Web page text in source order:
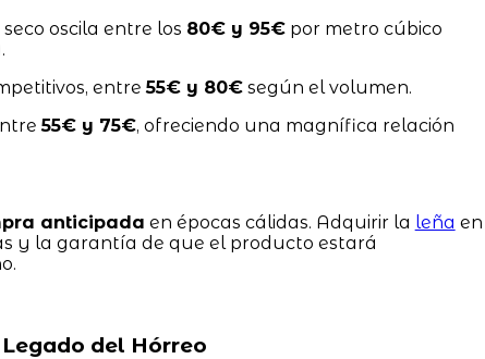
oscila entre los 80€ y 95€por metro cúbico
entre55€ y 80€según el volumen.
55€ y 75€, ofreciendo una magnífica relación
anticipada en épocas cálidas. Adquirir la leña en
y la garantía de que el producto estará
del Hórreo